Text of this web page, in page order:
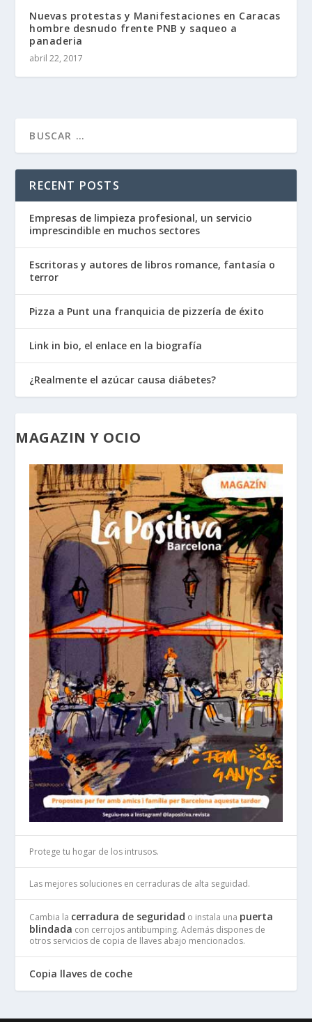
Nuevas protestas y Manifestaciones en Caracas
hombre desnudo frente PNB y saqueo a
panaderia
abril 22, 2017
RECENT POSTS
Empresas de limpieza profesional, un servicio
imprescindible en muchos sectores
Escritoras y autores de libros romance, fantasía o
terror
Pizza a Punt una franquicia de pizzería de éxito
Link in bio, el enlace en la biografía
¿Realmente el azúcar causa diábetes?
MAGAZIN Y OCIO
Protege tu hogar de los intrusos.
Las mejores soluciones en cerraduras de alta seguidad.
Cambia la cerradura de seguridad o instala una puerta
blindada con cerrojos antibumping. Además dispones de
otros servicios de copia de llaves abajo mencionados.
Copia llaves de coche